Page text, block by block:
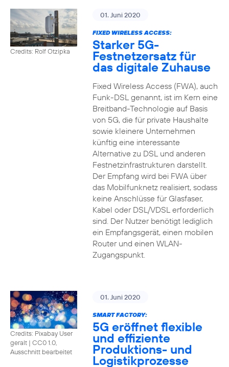
Credits: Rolf Otzipka
01. Juni 2020
FIXED WIRELESS ACCESS:
Starker 5G-
Festnetzersatz für
das digitale Zuhause
Fixed Wireless Access (FWA), auch
Funk-DSL genannt, ist im Kern eine
Breitband-Technologie auf Basis
von 5G, die für private Haushalte
sowie kleinere Unternehmen
künftig eine interessante
Alternative zu DSL und anderen
Festnetzinfrastrukturen darstellt.
Der Empfang wird bei FWA über
das Mobilfunknetz realisiert, sodass
keine Anschlüsse für Glasfaser,
Kabel oder DSL/VDSL erforderlich
sind. Der Nutzer benötigt lediglich
ein Empfangsgerät, einen mobilen
Router und einen WLAN-
Zugangspunkt.
Credits: Pixabay User
geralt | CC0 1.0,
Ausschnitt bearbeitet
01. Juni 2020
SMART FACTORY:
5G eröffnet flexible
und effiziente
Produktions- und
Logistikprozesse